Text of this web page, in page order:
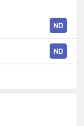
ND
ND